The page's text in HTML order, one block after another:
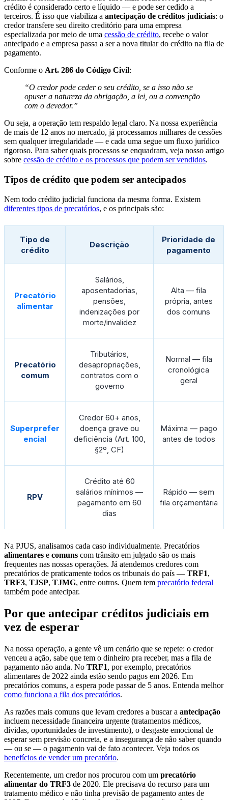
crédito é considerado certo e líquido — e pode ser cedido a
terceiros. É isso que viabiliza a antecipação de créditos judiciais: o
credor transfere seu direito creditório para uma empresa
especializada por meio de uma cessão de crédito, recebe o valor
antecipado e a empresa passa a ser a nova titular do crédito na fila de
pagamento.
Conforme o Art. 286 do Código Civil:
“O credor pode ceder o seu crédito, se a isso não se
opuser a natureza da obrigação, a lei, ou a convenção
com o devedor.”
Ou seja, a operação tem respaldo legal claro. Na nossa experiência
de mais de 12 anos no mercado, já processamos milhares de cessões
sem qualquer irregularidade — e cada uma segue um fluxo jurídico
rigoroso. Para saber quais processos se enquadram, veja nosso artigo
sobre cessão de crédito e os processos que podem ser vendidos.
Tipos de crédito que podem ser antecipados
Nem todo crédito judicial funciona da mesma forma. Existem
diferentes tipos de precatórios, e os principais são:
Tipo de
crédito
Descrição
Prioridade de
pagamento
Precatório
alimentar
Salários,
aposentadorias,
pensões,
indenizações por
morte/invalidez
Alta — fila
própria, antes
dos comuns
Precatório
comum
Tributários,
desapropriações,
contratos com o
governo
Normal — fila
cronológica
geral
Superprefer
encial
Credor 60+ anos,
doença grave ou
deficiência (Art. 100,
§2º, CF)
Máxima — pago
antes de todos
RPV
Crédito até 60
salários mínimos —
pagamento em 60
dias
Rápido — sem
fila orçamentária
Na PJUS, analisamos cada caso individualmente. Precatórios
alimentares e comuns com trânsito em julgado são os mais
frequentes nas nossas operações. Já atendemos credores com
precatórios de praticamente todos os tribunais do país — TRF1,
TRF3, TJSP, TJMG, entre outros. Quem tem precatório federal
também pode antecipar.
Por que antecipar créditos judiciais em
vez de esperar
Na nossa operação, a gente vê um cenário que se repete: o credor
venceu a ação, sabe que tem o dinheiro pra receber, mas a fila de
pagamento não anda. No TRF1, por exemplo, precatórios
alimentares de 2022 ainda estão sendo pagos em 2026. Em
precatórios comuns, a espera pode passar de 5 anos. Entenda melhor
como funciona a fila dos precatórios.
As razões mais comuns que levam credores a buscar a antecipação
incluem necessidade financeira urgente (tratamentos médicos,
dívidas, oportunidades de investimento), o desgaste emocional de
esperar sem previsão concreta, e a insegurança de não saber quando
— ou se — o pagamento vai de fato acontecer. Veja todos os
benefícios de vender um precatório.
Recentemente, um credor nos procurou com um precatório
alimentar do TRF3 de 2020. Ele precisava do recurso para um
tratamento médico e não tinha previsão de pagamento antes de